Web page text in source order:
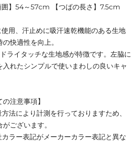
囲】54～57cm 【つばの長さ】7.5cm
用、汗止めに吸汗速乾機能のある生地
快適性を向上。
ライタッチな生地感が特徴です。左脇に
れたシンプルで使いまわしの良いキャ
注意事項】
法により計測を行っておりますため、
ございます。
ラー表記がメーカーカラー表記と異な